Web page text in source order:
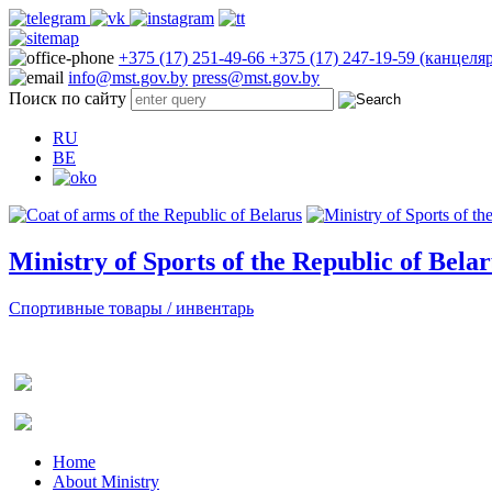
+375 (17) 251-49-66 +375 (17) 247-19-59
info@mst.gov.by press@mst.gov.by
Поиск по сайту
RU
BE
Ministry of Sports of the Republic of
Спортивные товары / инвентарь
Home
About Ministry